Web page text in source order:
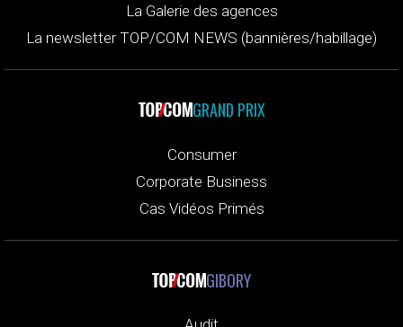
La Galerie des agences
La newsletter TOP/COM NEWS (bannières/habillage)
GRAND PRIX
Consumer
Corporate Business
Cas Vidéos Primés
GIBORY